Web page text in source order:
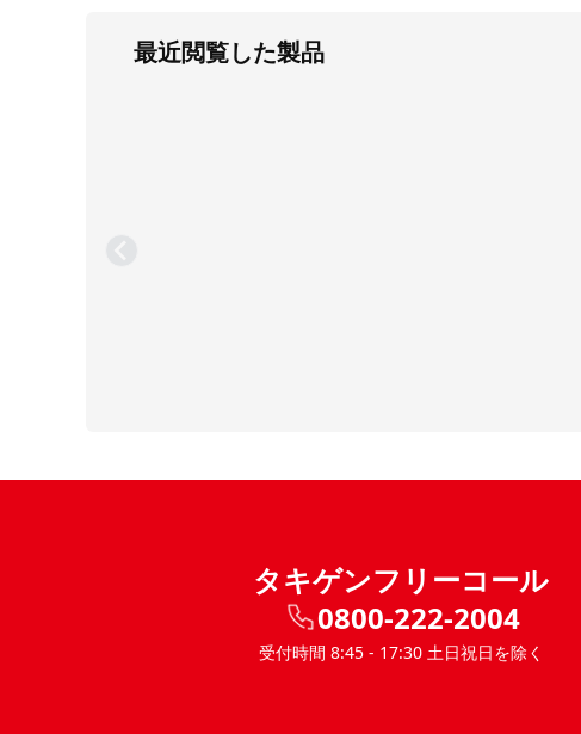
最近閲覧した製品
タキゲンフリーコール
0800-222-2004
受付時間 8:45 - 17:30 土日祝日を除く